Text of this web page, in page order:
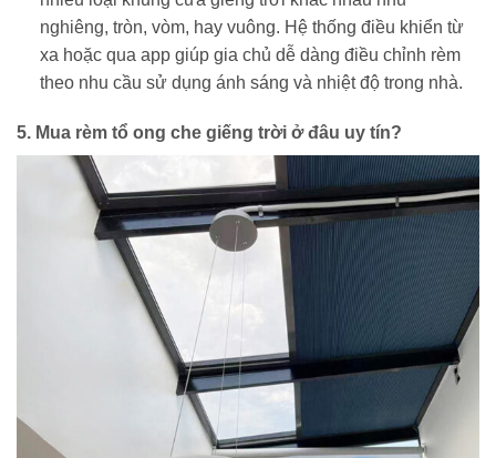
nghiêng, tròn, vòm, hay vuông. Hệ thống điều khiển từ
xa hoặc qua app giúp gia chủ dễ dàng điều chỉnh rèm
theo nhu cầu sử dụng ánh sáng và nhiệt độ trong nhà.
5. Mua rèm tổ ong che giếng trời ở đâu uy tín?